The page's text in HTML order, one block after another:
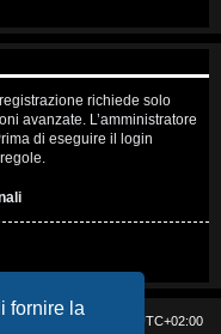
fornire la
richiede solo
avanzate. L’amministratore
di eseguire il login
UTC+02:00